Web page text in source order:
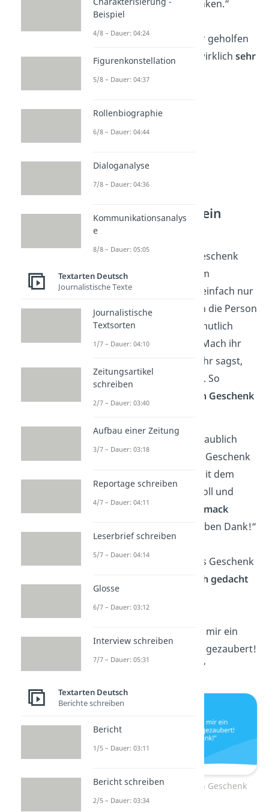
ganzem Herzen danken.“
„Danke, dass du mir geholfen
hast. Das weiß ich wirklich sehr
Danke sagen für ein
Geschenk
Wenn dir jemand ein Geschenk
macht, zum Beispiel zum
Geburtstag
oder auch einfach nur
zwischendurch, hat sich die Person
mit dem Geschenk vermutlich
große Mühe
gegeben. Mach ihr
eine Freude, indem du ihr sagst,
wie schön du es findest. So
für ein Geschenk
„Ich habe mich unglaublich
gefreut, als ich dein Geschenk
ausgepackt habe. Mit dem
Geschenk hast du voll und
ganzmeinen Geschmack
! Vielen lieben Dank!“
„Vielen Dank für das Geschenk
an mich gedacht
„Dein Geschenk hat mir ein
gezaubert!
Vielen lieben Dank!“
Danke sagen für ein Geschenk
Beispiel
4/8 – Dauer: 04:24
Figurenkonstellation
5/8 – Dauer: 04:37
Rollenbiographie
6/8 – Dauer: 04:44
Dialoganalyse
7/8 – Dauer: 04:36
Kommunikationsanalys
e
8/8 – Dauer: 05:05
Textarten Deutsch
Journalistische Texte
Journalistische
Textsorten
1/7 – Dauer: 04:10
Zeitungsartikel
schreiben
2/7 – Dauer: 03:40
Aufbau einer Zeitung
3/7 – Dauer: 03:18
Reportage schreiben
4/7 – Dauer: 04:11
Leserbrief schreiben
5/7 – Dauer: 04:14
Glosse
6/7 – Dauer: 03:12
Interview schreiben
7/7 – Dauer: 05:31
Textarten Deutsch
Berichte schreiben
Bericht
1/5 – Dauer: 03:11
Bericht schreiben
2/5 – Dauer: 03:34